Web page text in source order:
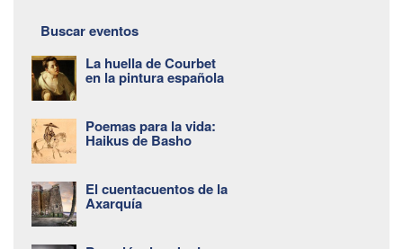
Buscar eventos
La huella de Courbet
en la pintura española
Poemas para la vida:
Haikus de Basho
El cuentacuentos de la
Axarquía